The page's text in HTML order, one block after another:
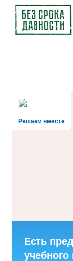
Решаем вместе
Есть
учебного